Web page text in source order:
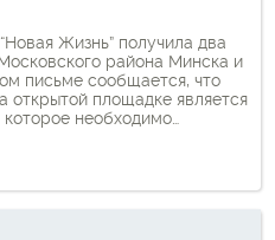
Жизнь” получила два
района Минска и
письме сообщается, что
открытой площадке является
необходимо
на Ковалева, 72, согласно
Сухарево, в будущем